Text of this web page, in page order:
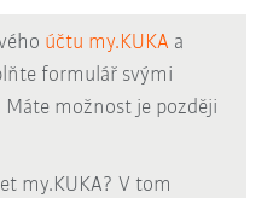
účtu my.KUKA a
formulář svými
možnost je později
my.KUKA? V tom